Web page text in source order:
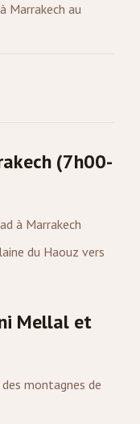
Marrakech au
(7h00-
à Marrakech
du Haouz vers
Mellal et
montagnes de